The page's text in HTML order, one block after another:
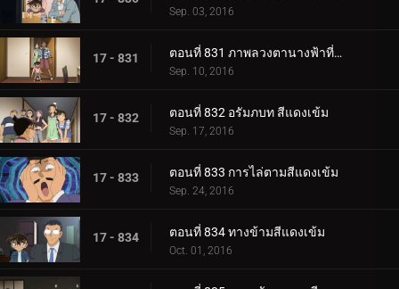
Sep. 03, 2016
17 - 831 ตอนที่ 831 ภาพลวงตานางฟ้าที่หายไป
Sep. 10, 2016
17 - 832 ตอนที่ 832 อรัมภบท สีแดงเข้ม
Sep. 17, 2016
17 - 833 ตอนที่ 833 การไล่ตามสีแดงเข้ม
Sep. 24, 2016
17 - 834 ตอนที่ 834 ทางข้ามสีแดงเข้ม
Oct. 01, 2016